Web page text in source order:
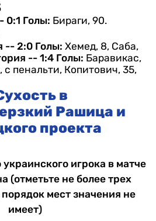
0:1 Голы: Бираги, 90.
-- 2:0 Голы: Хемед, 8, Саба,
-- 1:4 Голы: Баравикас,
пенальти, Копитович, 35,
в
Рашица и
проекта
игрока в матче
(отметьте не более трех
мест значения не
имеет)